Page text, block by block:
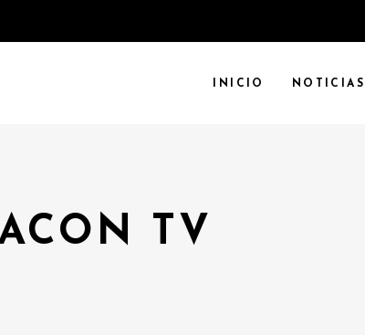
INICIO NOTICIAS
TV